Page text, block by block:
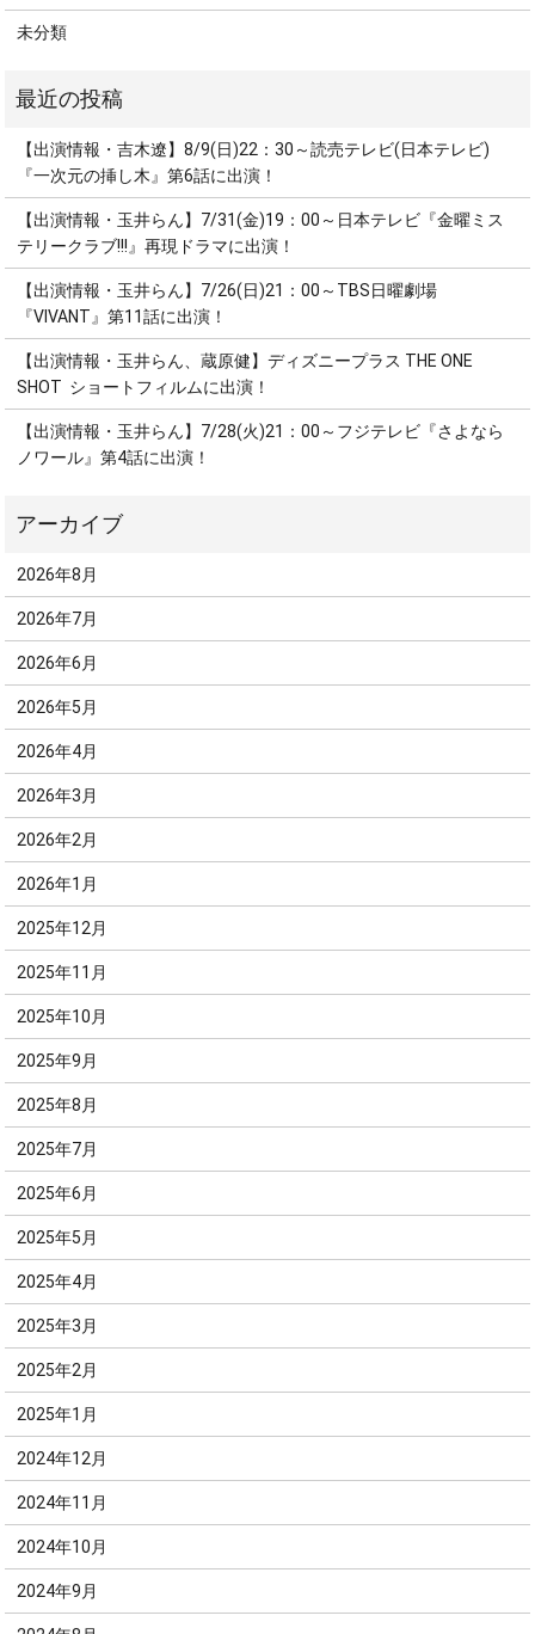
未分類
【出演情報・吉木遼】8/9(日)22：30～読売テレビ(日本テレビ)
『一次元の挿し木』第6話に出演！
【出演情報・玉井らん】7/31(金)19：00～日本テレビ『金曜ミス
テリークラブ!!!』再現ドラマに出演！
【出演情報・玉井らん】7/26(日)21：00～TBS日曜劇場
『VIVANT』第11話に出演！
【出演情報・玉井らん、蔵原健】ディズニープラス THE ONE
SHOT ショートフィルムに出演！
【出演情報・玉井らん】7/28(火)21：00～フジテレビ『さよなら
ノワール』第4話に出演！
2026年8月
2026年7月
2026年6月
2026年5月
2026年4月
2026年3月
2026年2月
2026年1月
2025年12月
2025年11月
2025年10月
2025年9月
2025年8月
2025年7月
2025年6月
2025年5月
2025年4月
2025年3月
2025年2月
2025年1月
2024年12月
2024年11月
2024年10月
2024年9月